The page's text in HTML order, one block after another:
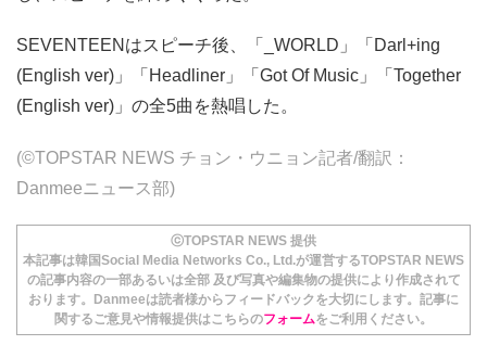
SEVENTEENはスピーチ後、「_WORLD」「Darl+ing
(English ver)」「Headliner」「Got Of Music」「Together
(English ver)」の全5曲を熱唱した。
(©TOPSTAR NEWS チョン・ウニョン記者/翻訳：
Danmeeニュース部)
ⓒTOPSTAR NEWS 提供
本記事は韓国Social Media Networks Co., Ltd.が運営するTOPSTAR NEWS
の記事内容の一部あるいは全部 及び写真や編集物の提供により作成されて
おります。Danmeeは読者様からフィードバックを大切にします。記事に
関するご意見や情報提供はこちらのフォームをご利用ください。